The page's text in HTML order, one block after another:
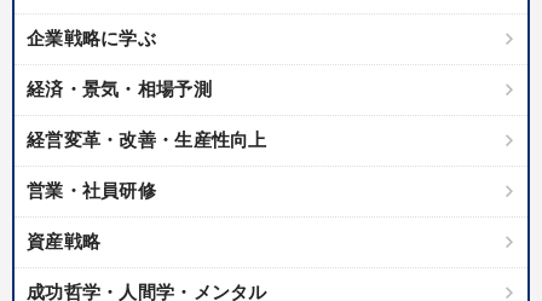
企業戦略に学ぶ
経済・景気・相場予測
経営変革・改善・生産性向上
営業・社員研修
資産戦略
成功哲学・人間学・メンタル